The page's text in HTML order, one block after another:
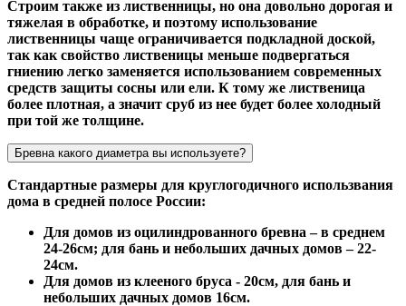
Строим также из лиственницы, но она довольно дорогая и
тяжелая в обработке, и поэтому использование
лиственницы чаще ограничивается подкладной доской,
так как свойство лиственицы меньше подвергаться
гниению легко заменяется использованием современных
средств защиты сосны или ели. К тому же лиственица
более плотная, а значит сруб из нее будет более холодный
при той же толщине.
Бревна какого диаметра вы используете?
Стандартные размеры для круглогодичного использвания
дома в средней полосе России:
Для домов из оцилиндрованного бревна – в среднем
24-26см; для бань и небольших дачных домов – 22-
24см.
Для домов из клееного бруса - 20см, для бань и
небольших дачных домов 16см.